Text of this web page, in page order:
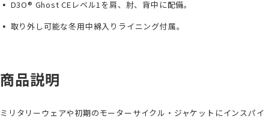
▪ D3O®︎ Ghost CEレベル1を肩、肘、背中に配備。
▪ 取り外し可能な冬用中綿入りライニング付属。
商品説明
ミリタリーウェアや初期のモーターサイクル・ジャケットにインスパイ